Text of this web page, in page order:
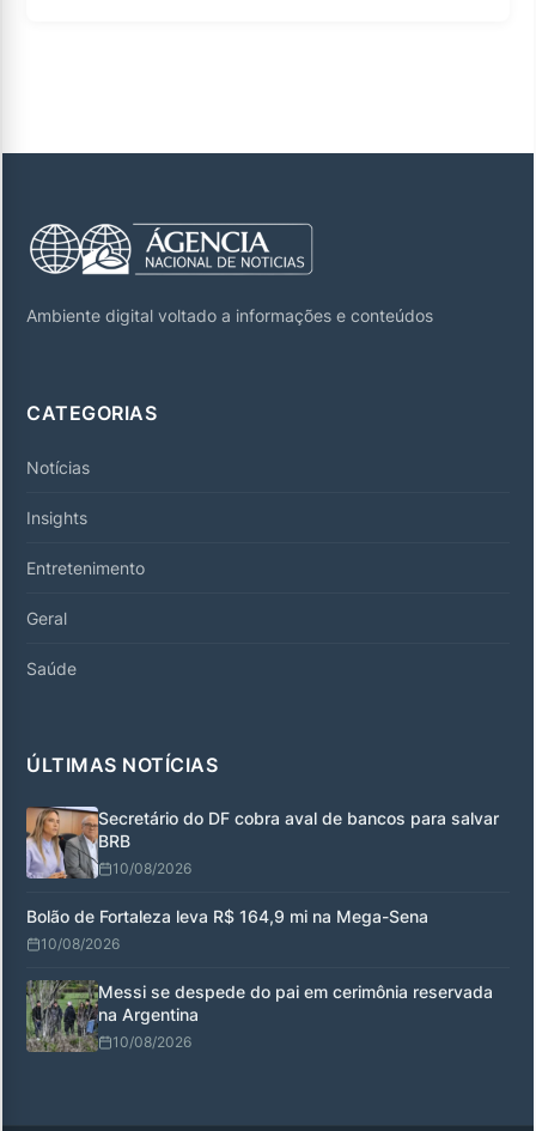
Ambiente digital voltado a informações e conteúdos
CATEGORIAS
Notícias
Insights
Entretenimento
Geral
Saúde
ÚLTIMAS NOTÍCIAS
Secretário do DF cobra aval de bancos para salvar
BRB
10/08/2026
Bolão de Fortaleza leva R$ 164,9 mi na Mega-Sena
10/08/2026
Messi se despede do pai em cerimônia reservada
na Argentina
10/08/2026